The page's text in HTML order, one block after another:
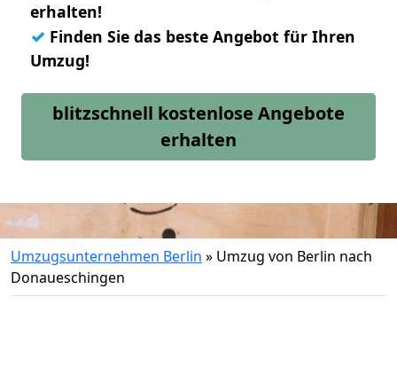
erhalten!
✓ Finden Sie das beste Angebot für Ihren
Umzug!
blitzschnell kostenlose Angebote
erhalten
Umzugsunternehmen Berlin » Umzug von Berlin nach
Donaueschingen